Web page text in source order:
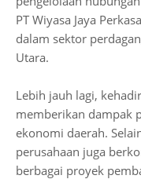
PT Wiyasa Jaya
dalam sektor
Utara.
Lebih jauh lagi,
memberikan dampak
ekonomi daerah.
perusahaan juga
berbagai proyek